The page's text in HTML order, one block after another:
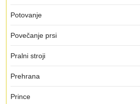
Potovanje
Povečanje prsi
Pralni stroji
Prehrana
Prince